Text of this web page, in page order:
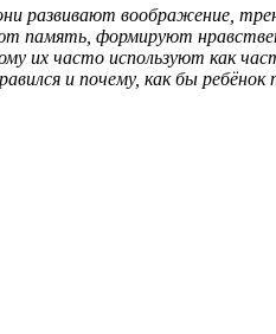
развивают воображение,
память, формируют
часто используют как
и почему, как бы